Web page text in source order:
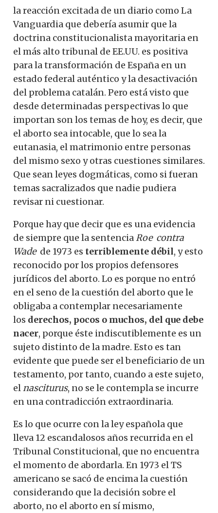
la reacción excitada de un diario como La
Vanguardia que debería asumir que la
doctrina constitucionalista mayoritaria en
el más alto tribunal de EE.UU. es positiva
para la transformación de España en un
estado federal auténtico y la desactivación
del problema catalán. Pero está visto que
desde determinadas perspectivas lo que
importan son los temas de hoy, es decir, que
el aborto sea intocable, que lo sea la
eutanasia, el matrimonio entre personas
del mismo sexo y otras cuestiones similares.
Que sean leyes dogmáticas, como si fueran
temas sacralizados que nadie pudiera
revisar ni cuestionar.
Porque hay que decir que es una evidencia
de siempre que la sentenciaRoe contra
Wadede 1973 es terriblemente débil, y esto
reconocido por los propios defensores
jurídicos del aborto. Lo es porque no entró
en el seno de la cuestión del aborto que le
obligaba a contemplar necesariamente
los derechos, pocos o muchos, del que debe
nacer, porque éste indiscutiblemente es un
sujeto distinto de la madre. Esto es tan
evidente que puede ser el beneficiario de un
testamento, por tanto, cuando a este sujeto,
elnasciturus, no se le contempla se incurre
en una contradicción extraordinaria.
Es lo que ocurre con la ley española que
lleva 12 escandalosos años recurrida en el
Tribunal Constitucional, que no encuentra
el momento de abordarla. En 1973 el TS
americano se sacó de encima la cuestión
considerando que la decisión sobre el
aborto, no el aborto en sí mismo,